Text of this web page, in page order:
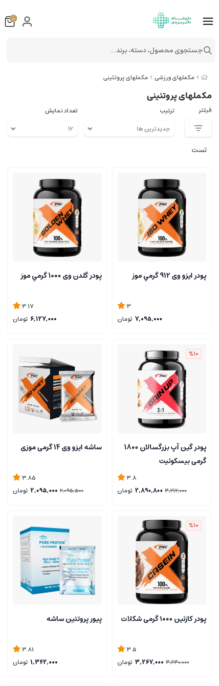
مکملهای ورزشی مکملهای پروتئینی
مکملهای پروتئینی
فیلتر ترتیب تعداد نمایش
تست
پودر ایزو وی 912 گرمي موز
3
7,095,000 تومان
پودر گلدن وی 1000 گرمي موز
3.17
6,127,000 تومان
%10
پودر گین آپ بزرگسالان 1800
گرمی بيسكوئيت
3.8
3,212,000
2,890,800 تومان
ساشه ايزو وی 14 گرمی موزی
3.85
2,095,500
2,095,000 تومان
%10
پودر کازئین ۱۰۰۰ گرمی شکلات
3.5
3,630,000
3,267,000 تومان
پیور پروتئین ساشه
3.81
1,342,000 تومان
0
جستجوی محصول، دسته، برند...